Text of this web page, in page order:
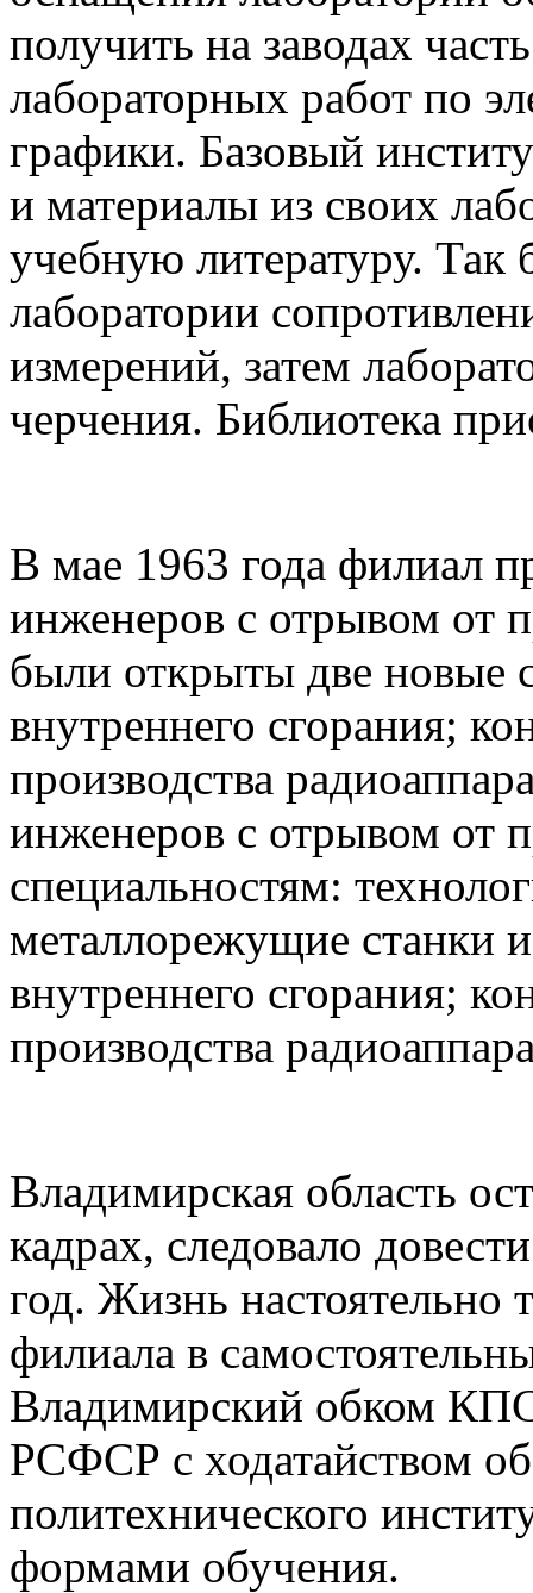
получить на заводах
лабораторных работ по
графики. Базовый
и материалы из своих
учебную литературу. Так
лаборатории
измерений, затем
черчения. Библиотека
В мае 1963 года филиал
инженеров с отрывом от
были открыты две новые
внутреннего сгорания;
производства
инженеров с отрывом от
специальностям:
металлорежущие станки
внутреннего сгорания;
производства
Владимирская область
кадрах, следовало
год. Жизнь настоятельно
филиала в
Владимирский обком
РСФСР с ходатайством
политехнического
формами обучения.